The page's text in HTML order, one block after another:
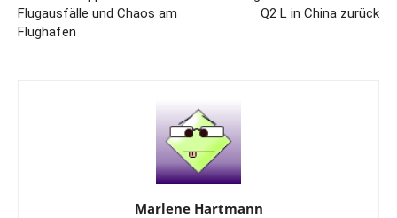
Flugausfälle und Chaos am
Flughafen
Q2 L in China zurück
Marlene Hartmann